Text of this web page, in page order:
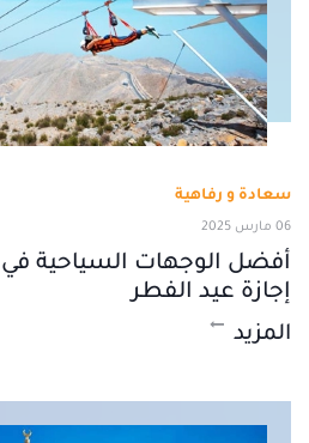
سعادة و رفاهية
06 مارس 2025
أفضل الوجهات السياحية في
إجازة عيد الفطر
المزيد